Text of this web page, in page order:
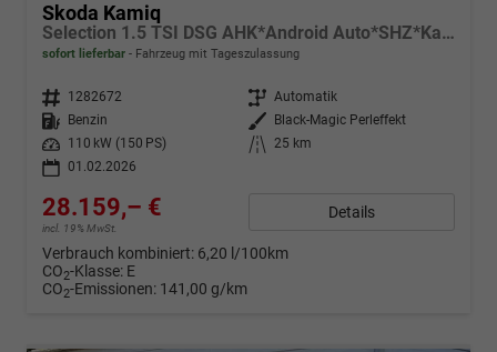
Skoda Kamiq
Selection 1.5 TSI DSG AHK*Android Auto*SHZ*Kamera*Keyless*2Z Klimaauto*
sofort lieferbar Fahrzeug mit Tageszulassung
Fahrzeugnr. 1282672 Getriebe Automatik
Kraftstoff
Benzin Außenfarbe
Black-Magic Perleffekt
Leistung
110 kW (150 PS) Kilometerstand
25 km
01.02.2026
28.159,– €
incl. 19% MwSt.
Details
Verbrauch kombiniert: 6,20 l/100km
CO2-Klasse: E
CO2-Emissionen: 141,00 g/km